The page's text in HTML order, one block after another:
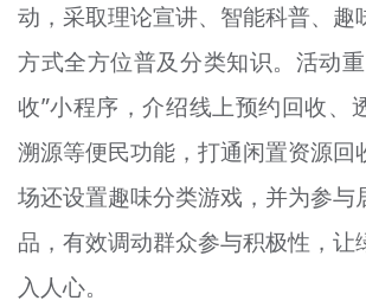
动，采取理论宣讲、智能科普、趣
方式全方位普及分类知识。活动
收”小程序，介绍线上预约回收、
溯源等便民功能，打通闲置资源回
场还设置趣味分类游戏，并为参与
品，有效调动群众参与积极性，让
入人心。